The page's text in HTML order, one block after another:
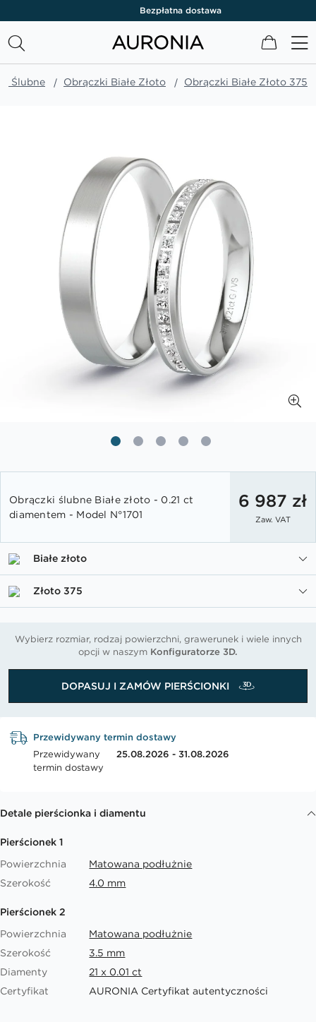
Bezpłatna dostawa
Mój
Ślubne Obrączki Białe Złoto Obrączki Białe Złoto 375
początek
galerii
Obrączki ślubne Białe złoto - 0.21 ct
diamentem - Model N°1701
6 987 zł
Zaw. VAT
Białe złoto
Złoto 375
Wybierz rozmiar, rodzaj powierzchni, grawerunek i wiele innych
opcji w naszym Konfiguratorze 3D.
DOPASUJ I ZAMÓW PIERŚCIONKI
Przewidywany termin dostawy
Przewidywany
termin dostawy
25.08.2026 - 31.08.2026
Detale pierścionka i diamentu
Pierścionek 1
Powierzchnia
Matowana podłużnie
Szerokość
4.0 mm
Pierścionek 2
Powierzchnia
Matowana podłużnie
Szerokość
3.5 mm
Diamenty
21 x 0.01 ct
Certyfikat
AURONIA Certyfikat autentyczności